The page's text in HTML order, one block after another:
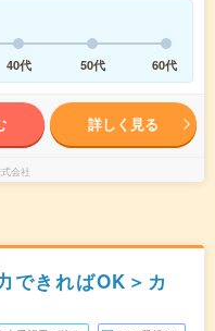
40代 50代 60代
詳しく見る
会社
できればOK＞カ